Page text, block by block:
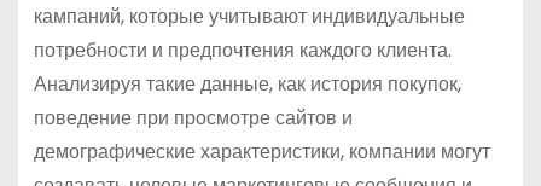
кампаний, которые учитывают индивидуальные
потребности и предпочтения каждого клиента.
Анализируя такие данные, как история покупок,
поведение при просмотре сайтов и
демографические характеристики, компании могут